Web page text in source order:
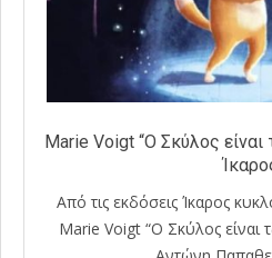
Marie Voigt “Ο Σκύλος είναι
Από τις εκδόσεις Ίκαρος
Marie Voigt “Ο Σκύλος είναι